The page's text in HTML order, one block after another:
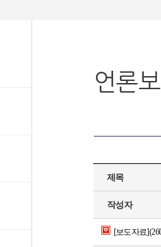
언론
제목
작성자
[보도자료